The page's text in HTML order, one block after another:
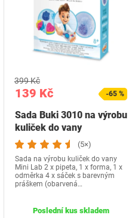
139 Kč
399 Kč
-65 %
Sada Buki 3010 na výrobu
kuliček do vany
(5×)
Sada na výrobu kuliček do vany
Mini Lab 2 x pipeta, 1 x forma, 1 x
odměrka 4 x sáček s barevným
práškem (obarvená…
Poslední kus skladem